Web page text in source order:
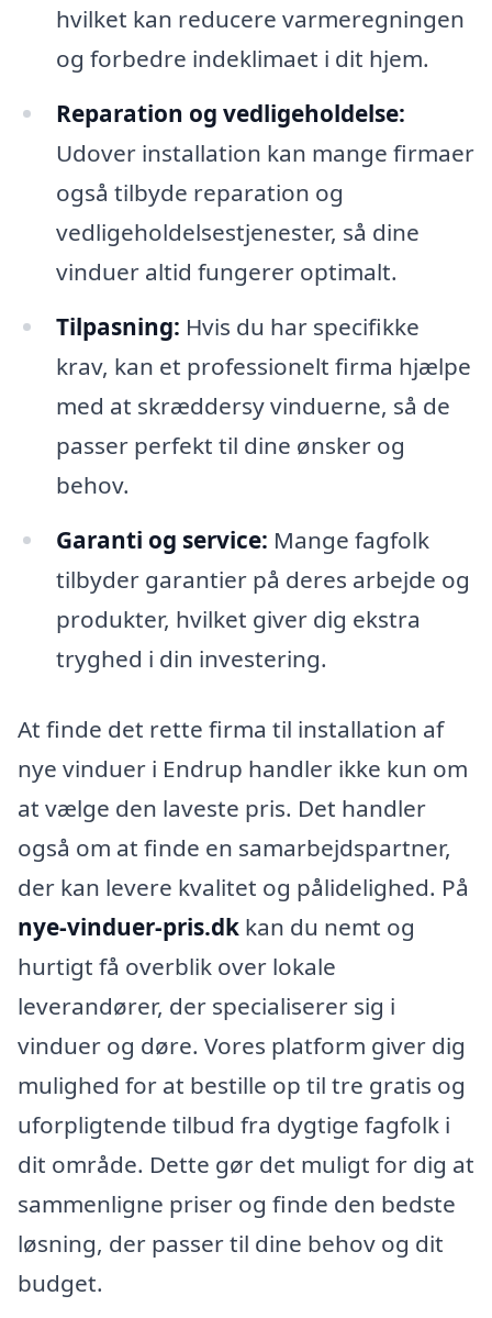
hvilket kan reducere varmeregningen
og forbedre indeklimaet i dit hjem.
Reparation og vedligeholdelse:
Udover installation kan mange firmaer
også tilbyde reparation og
vedligeholdelsestjenester, så dine
vinduer altid fungerer optimalt.
Tilpasning: Hvis du har specifikke
krav, kan et professionelt firma hjælpe
med at skræddersy vinduerne, så de
passer perfekt til dine ønsker og
behov.
Garanti og service: Mange fagfolk
tilbyder garantier på deres arbejde og
produkter, hvilket giver dig ekstra
tryghed i din investering.
At finde det rette firma til installation af
nye vinduer i Endrup handler ikke kun om
at vælge den laveste pris. Det handler
også om at finde en samarbejdspartner,
der kan levere kvalitet og pålidelighed. På
nye-vinduer-pris.dk kan du nemt og
hurtigt få overblik over lokale
leverandører, der specialiserer sig i
vinduer og døre. Vores platform giver dig
mulighed for at bestille op til tre gratis og
uforpligtende tilbud fra dygtige fagfolk i
dit område. Dette gør det muligt for dig at
sammenligne priser og finde den bedste
løsning, der passer til dine behov og dit
budget.